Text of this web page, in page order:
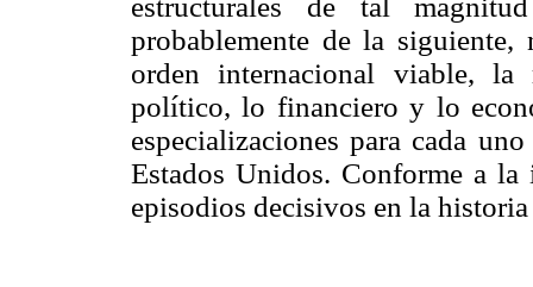
estructurales de tal
probablemente de la
orden internacional viable,
político, lo financiero y lo
especializaciones para cada
Estados Unidos. Conforme a
episodios decisivos en la